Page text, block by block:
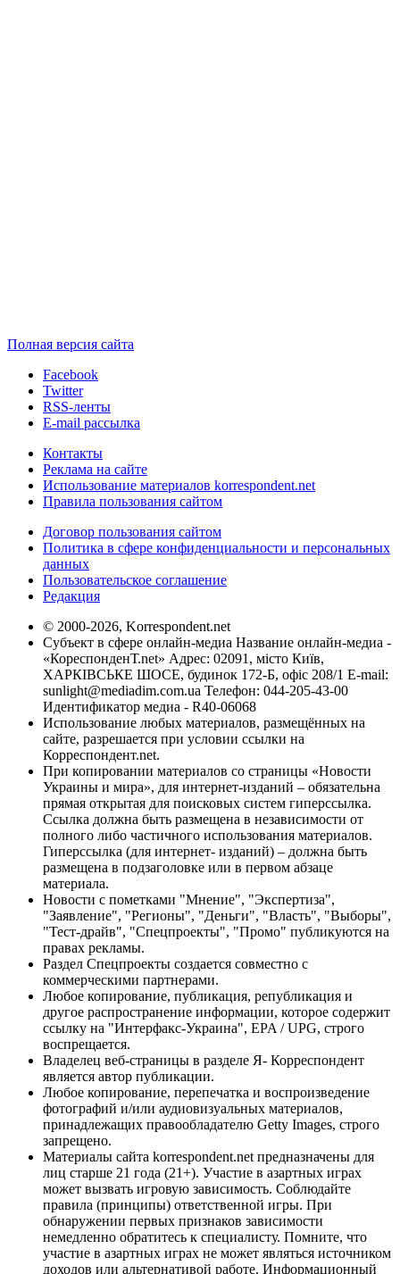
Полная версия сайта
Facebook
Twitter
RSS-ленты
E-mail рассылка
Контакты
Реклама на сайте
Использование материалов korrespondent.net
Правила пользования сайтом
Договор пользования сайтом
Политика в сфере конфиденциальности и персональных
данных
Пользовательское соглашение
Редакция
© 2000-2026, Korrespondent.net
Субъект в сфере онлайн-медиа Название онлайн-медиа -
«КореспонденТ.net» Адрес: 02091, місто Київ,
ХАРКІВСЬКЕ ШОСЕ, будинок 172-Б, офіс 208/1 E-mail:
sunlight@mediadim.com.ua Телефон: 044-205-43-00
Идентификатор медиа - R40-06068
Использование любых материалов, размещённых на
сайте, разрешается при условии ссылки на
Корреспондент.net.
При копировании материалов со страницы «Новости
Украины и мира», для интернет-изданий – обязательна
прямая открытая для поисковых систем гиперссылка.
Ссылка должна быть размещена в независимости от
полного либо частичного использования материалов.
Гиперссылка (для интернет- изданий) – должна быть
размещена в подзаголовке или в первом абзаце
материала.
Новости с пометками "Мнение", "Экспертиза",
"Заявление", "Регионы", "Деньги", "Власть", "Выборы",
"Тест-драйв", "Спецпроекты", "Промо" публикуются на
правах рекламы.
Раздел Спецпроекты создается совместно с
коммерческими партнерами.
Любое копирование, публикация, републикация и
другое распространение информации, которое содержит
ссылку на "Интерфакс-Украина", EPA / UPG, строго
воспрещается.
Владелец веб-страницы в разделе Я- Корреспондент
является автор публикации.
Любое копирование, перепечатка и воспроизведение
фотографий и/или аудиовизуальных материалов,
принадлежащих правообладателю Getty Images, строго
запрещено.
Материалы сайта korrespondent.net предназначены для
лиц старше 21 года (21+). Участие в азартных играх
может вызвать игровую зависимость. Соблюдайте
правила (принципы) ответственной игры. При
обнаружении первых признаков зависимости
немедленно обратитесь к специалисту. Помните, что
участие в азартных играх не может являться источником
доходов или альтернативой работе. Информационный